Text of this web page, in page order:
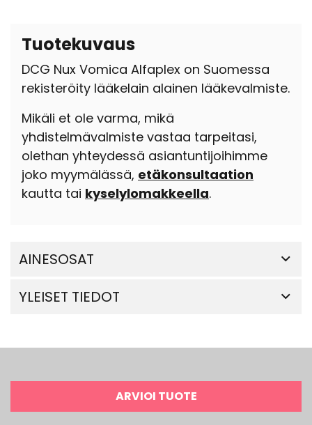
Tuotekuvaus
DCG Nux Vomica Alfaplex on Suomessa
rekisteröity lääkelain alainen lääkevalmiste.
Mikäli et ole varma, mikä
yhdistelmävalmiste vastaa tarpeitasi,
olethan yhteydessä asiantuntijoihimme
joko myymälässä, etäkonsultaation
kautta tai kyselylomakkeella.
AINESOSAT
YLEISET TIEDOT
ARVIOI TUOTE